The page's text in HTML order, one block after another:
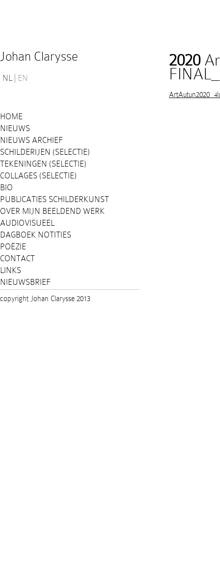
Johan Clarysse
NL EN
HOME
NIEUWS
NIEUWS ARCHIEF
SCHILDERIJEN (SELECTIE)
TEKENINGEN (SELECTIE)
COLLAGES (SELECTIE)
BIO
PUBLICATIES SCHILDERKUNST
OVER MIJN BEELDEND WERK
AUDIOVISUEEL
DAGBOEK NOTITIES
POËZIE
CONTACT
LINKS
NIEUWSBRIEF
2020
copyright Johan Clarysse 2013